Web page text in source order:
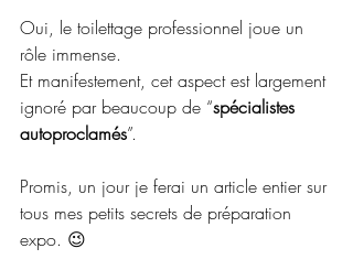
Oui, le toilettage professionnel joue un
rôle immense.
Et manifestement, cet aspect est largement
ignoré par beaucoup de “spécialistes
autoproclamés”.
Promis, un jour je ferai un article entier sur
tous mes petits secrets de préparation
expo. 😉